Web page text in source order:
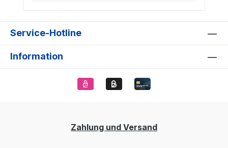
Service-Hotline
Information
Zahlung und Versand